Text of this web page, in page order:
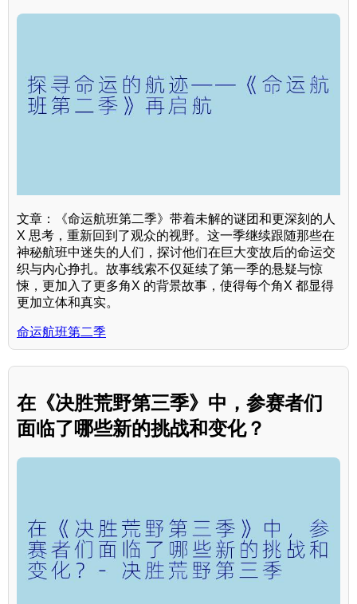
文章：《命运航班第二季》带着未解的谜团和更深刻的人
X 思考，重新回到了观众的视野。这一季继续跟随那些在
神秘航班中迷失的人们，探讨他们在巨大变故后的命运交
织与内心挣扎。故事线索不仅延续了第一季的悬疑与惊
悚，更加入了更多角X 的背景故事，使得每个角X 都显得
更加立体和真实。
命运航班第二季
在《决胜荒野第三季》中，参赛者们
面临了哪些新的挑战和变化？